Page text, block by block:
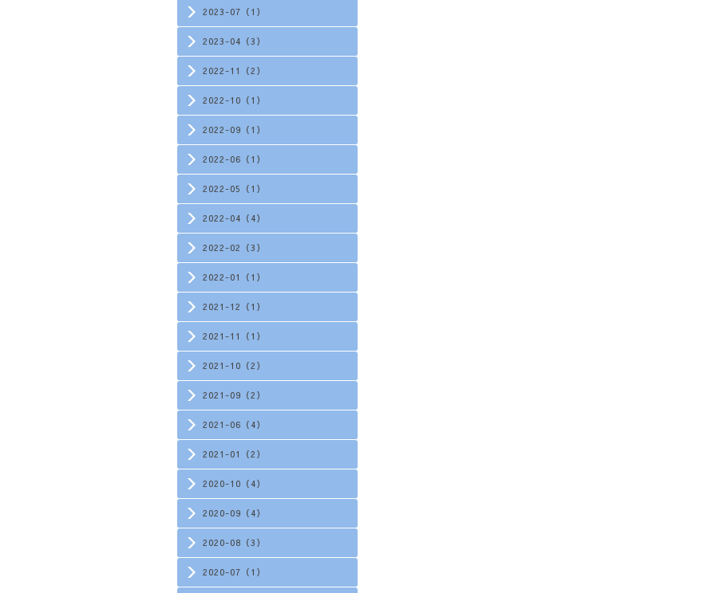
2023-07（1）
2023-04（3）
2022-11（2）
2022-10（1）
2022-09（1）
2022-06（1）
2022-05（1）
2022-04（4）
2022-02（3）
2022-01（1）
2021-12（1）
2021-11（1）
2021-10（2）
2021-09（2）
2021-06（4）
2021-01（2）
2020-10（4）
2020-09（4）
2020-08（3）
2020-07（1）